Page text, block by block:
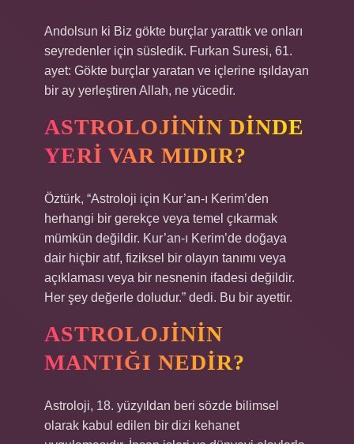
Andolsun ki Biz gökte burçlar yarattık ve onları
seyredenler için süsledik. Furkan Suresi, 61.
ayet: Gökte burçlar yaratan ve içlerine ışıldayan
bir ay yerleştiren Allah, ne yücedir.
ASTROLOJININ DINDE
YERI VAR MIDIR?
Öztürk, “Astroloji için Kur’an-ı Kerim’den
herhangi bir gerekçe veya temel çıkarmak
mümkün değildir. Kur’an-ı Kerim’de doğaya
dair hiçbir atıf, fiziksel bir olayın tanımı veya
açıklaması veya bir nesnenin ifadesi değildir.
Her şey değerle doludur.” dedi. Bu bir ayettir.
ASTROLOJININ
MANTIĞI NEDIR?
Astroloji, 18. yüzyıldan beri sözde bilimsel
olarak kabul edilen bir dizi kehanet